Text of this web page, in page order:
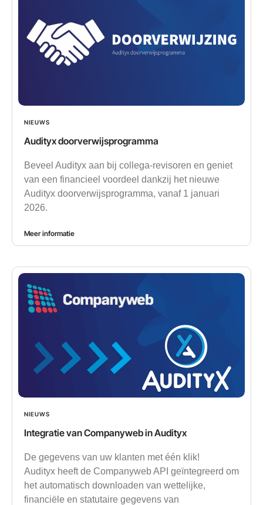
NIEUWS
Audityx doorverwijsprogramma
Beveel Audityx aan bij collega-revisoren en geniet
van een financieel voordeel dankzij het nieuwe
Audityx doorverwijsprogramma, vanaf 1 januari
2026.
Meer informatie
NIEUWS
Integratie van Companyweb in Audityx
De gegevens van uw klanten met één klik!
Audityx heeft de Companyweb API geïntegreerd om
het automatisch downloaden van wettelijke,
financiële en statutaire gegevens van